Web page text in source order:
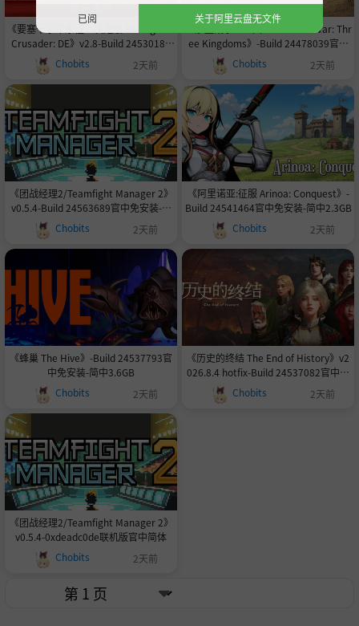
《要塞十字军东征：决定版 Stronghold
Crusader: DE》v2.8-Build 24530188
官中免安装-简中6.3GB
Chobits 2天前
《沙盘战争：三国 SandTable War: Thr
ee Kingdoms》-Build 24478039官中
免安装-简中345.7MB
Chobits 2天前
《团战经理2/Teamfight Manager 2》
v0.5.4-Build 24563689官中免安装-简
中1.1GB
Chobits 2天前
《阿里诺亚:征服 Arinoa: Conquest》-
Build 24541464官中免安装-简中2.3GB
Chobits
2天前
《蜂巢 The Hive》-Build 24537793官
中免安装-简中3.6GB
Chobits
2天前
《历史的终结 The End of History》v2
026.8.4 hotfix-Build 24537082官中免
安装-简中3.2GB
Chobits 2天前
《团战经理2/Teamfight Manager 2》
v0.5.4-0xdeadc0de联机版官中简体
Chobits
2天前
已阅
关于阿里云盘无文件